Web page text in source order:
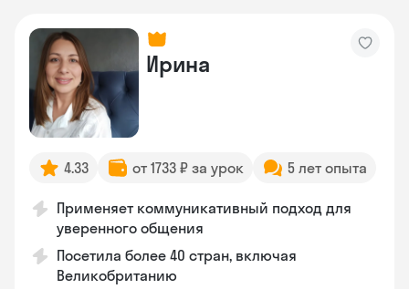
Ирина
4.33 от 1733 ₽ за урок 5 лет опыта
Применяет коммуникативный подход для
уверенного общения
Посетила более 40 стран, включая
Великобританию